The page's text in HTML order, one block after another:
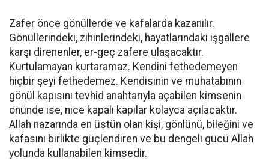
Zafer önce gönüllerde ve kafalarda kazanılır.
Gönüllerindeki, zihinlerindeki, hayatlarındaki işgallere
karşı direnenler, er-geç zafere ulaşacaktır.
Kurtulamayan kurtaramaz. Kendini fethedemeyen
hiçbir şeyi fethedemez. Kendisinin ve muhatabının
gönül kapısını tevhid anahtarıyla açabilen kimsenin
önünde ise, nice kapalı kapılar kolayca açılacaktır.
Allah nazarında en üstün olan kişi, gönlünü, bileğini ve
kafasını birlikte güçlendiren ve bu dengeli gücü Allah
yolunda kullanabilen kimsedir.